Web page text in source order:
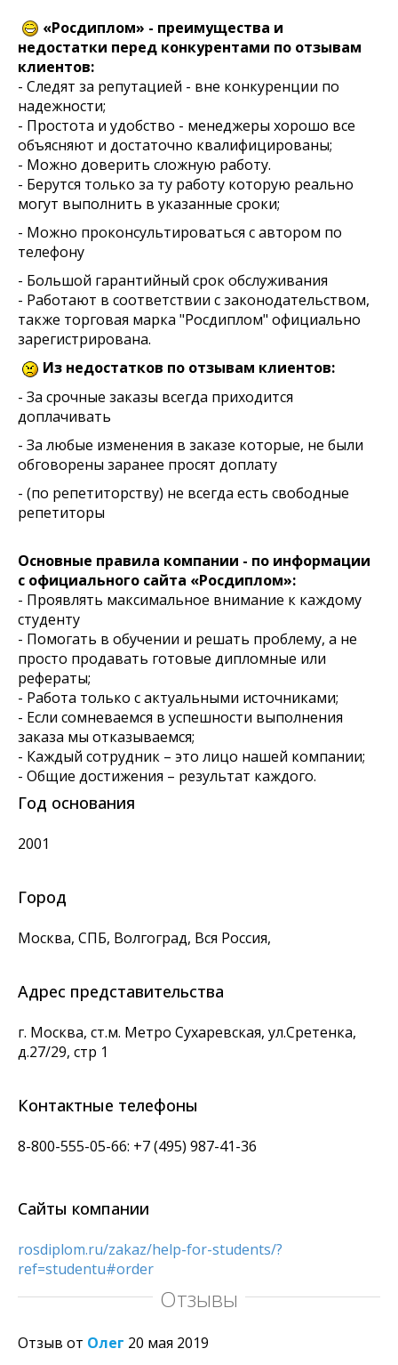
«Росдиплом» - преимущества и
недостатки перед конкурентами по отзывам
клиентов:
- Следят за репутацией - вне конкуренции по
надежности;
- Простота и удобство - менеджеры хорошо все
объясняют и достаточно квалифицированы;
- Можно доверить сложную работу.
- Берутся только за ту работу которую реально
могут выполнить в указанные сроки;
- Можно проконсультироваться с автором по
телефону
- Большой гарантийный срок обслуживания
- Работают в соответствии с законодательством,
также торговая марка "Росдиплом" официально
зарегистрирована.
Из недостатков по отзывам клиентов:
- За срочные заказы всегда приходится
доплачивать
- За любые изменения в заказе которые, не были
обговорены заранее просят доплату
- (по репетиторству) не всегда есть свободные
репетиторы
Основные правила компании - по информации
с официального сайта «Росдиплом»:
- Проявлять максимальное внимание к каждому
студенту
- Помогать в обучении и решать проблему, а не
просто продавать готовые дипломные или
рефераты;
- Работа только с актуальными источниками;
- Если сомневаемся в успешности выполнения
заказа мы отказываемся;
- Каждый сотрудник – это лицо нашей компании;
- Общие достижения – результат каждого.
Год основания
2001
Город
Москва, СПБ, Волгоград, Вся Россия,
Адрес представительства
г. Москва, ст.м. Метро Сухаревская, ул.Сретенка,
д.27/29, стр 1
Контактные телефоны
8-800-555-05-66: +7 (495) 987-41-36
Сайты компании
rosdiplom.ru/zakaz/help-for-students/?
ref=studentu#order
Отзывы
Отзыв от Олег 20 мая 2019